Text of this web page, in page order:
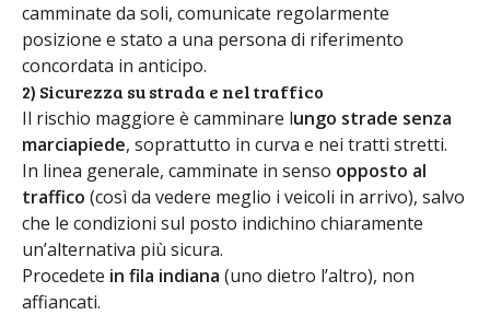
camminate da soli, comunicate regolarmente
posizione e stato a una persona di riferimento
concordata in anticipo.
2) Sicurezza su strada e nel traffico
Il rischio maggiore è camminare lungo strade senza
marciapiede, soprattutto in curva e nei tratti stretti.
In linea generale, camminate in senso opposto al
traffico (così da vedere meglio i veicoli in arrivo), salvo
che le condizioni sul posto indichino chiaramente
un’alternativa più sicura.
Procedete in fila indiana (uno dietro l’altro), non
affiancati.